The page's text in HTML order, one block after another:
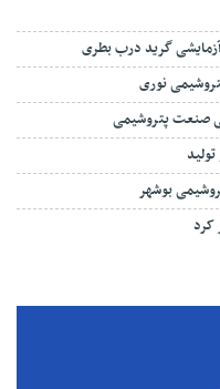
گرید درب بطری
نوری
صنعت پتروشیمی
بوشهر